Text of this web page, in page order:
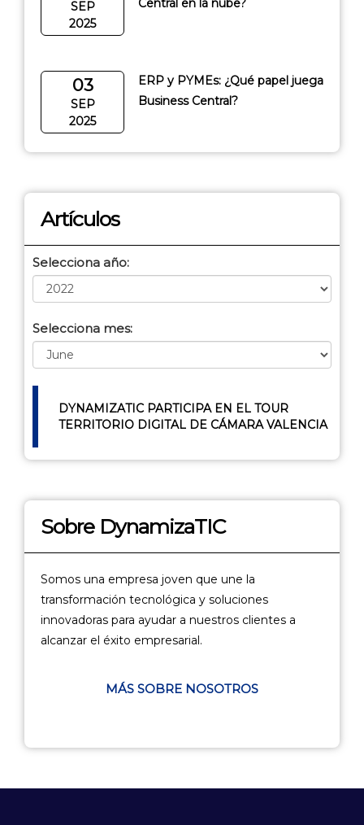
SEP
2025
Central en la nube?
03
SEP
2025
ERP y PYMEs: ¿Qué papel juega
Business Central?
Artículos
Selecciona año:
Selecciona mes:
DYNAMIZATIC PARTICIPA EN EL TOUR
TERRITORIO DIGITAL DE CÁMARA VALENCIA
Sobre DynamizaTIC
Somos una empresa joven que une la
transformación tecnológica y soluciones
innovadoras para ayudar a nuestros clientes a
alcanzar el éxito empresarial.
MÁS SOBRE NOSOTROS